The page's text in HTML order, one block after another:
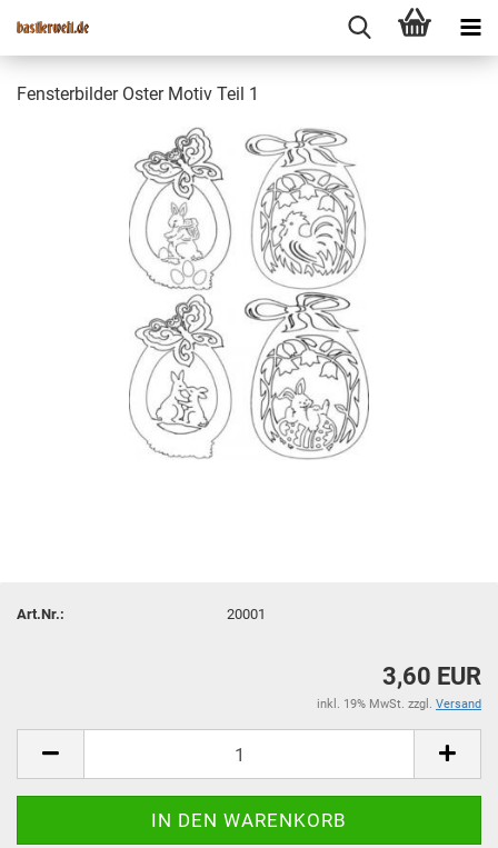
Fensterbilder Oster Motiv Teil 1
Art.Nr.: 20001
3,60 EUR
inkl. 19% MwSt. zzgl. Versand